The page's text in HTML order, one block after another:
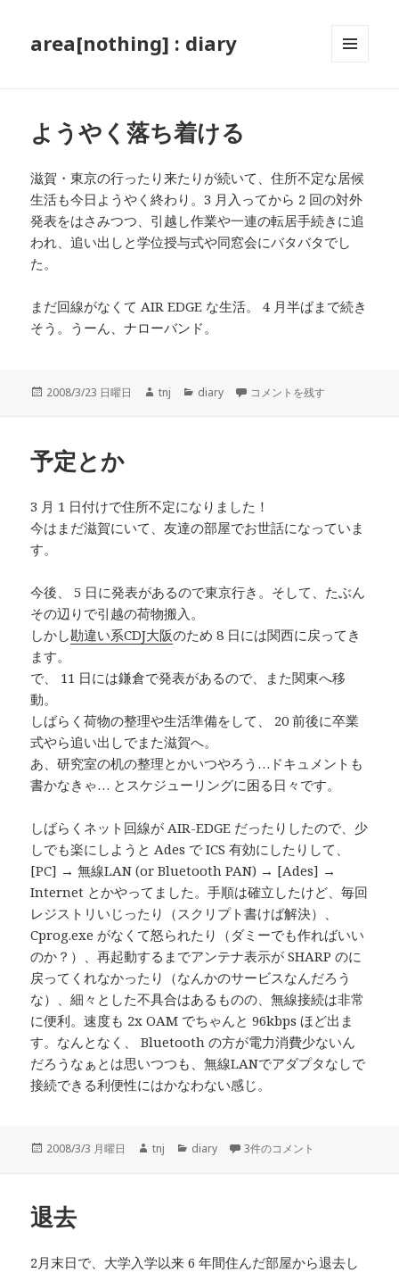
area[nothing] : diary
ようやく落ち着ける
滋賀・東京の行ったり来たりが続いて、住所不定な居候
生活も今日ようやく終わり。3 月入ってから 2 回の対外
発表をはさみつつ、引越し作業や一連の転居手続きに追
われ、追い出しと学位授与式や同窓会にバタバタでし
た。
まだ回線がなくて AIR EDGE な生活。 4 月半ばまで続き
そう。うーん、ナローバンド。
投
2008/3/23 日曜日
作
tnj
カ
diary ようやく落ち着ける に
コメントを残す
予定とか
3 月 1 日付けで住所不定になりました！
今はまだ滋賀にいて、友達の部屋でお世話になっていま
す。
今後、 5 日に発表があるので東京行き。そして、たぶん
その辺りで引越の荷物搬入。
しかし勘違い系CDJ大阪のため 8 日には関西に戻ってき
ます。
で、 11 日には鎌倉で発表があるので、また関東へ移
動。
しばらく荷物の整理や生活準備をして、 20 前後に卒業
式やら追い出しでまた滋賀へ。
あ、研究室の机の整理とかいつやろう…ドキュメントも
書かなきゃ… とスケジューリングに困る日々です。
しばらくネット回線が AIR-EDGE だったりしたので、少
しでも楽にしようと Ades で ICS 有効にしたりして、
[PC] → 無線LAN (or Bluetooth PAN) → [Ades] →
Internet とかやってました。手順は確立したけど、毎回
レジストリいじったり（スクリプト書けば解決）、
Cprog.exe がなくて怒られたり（ダミーでも作ればいい
のか？）、再起動するまでアンテナ表示が SHARP のに
戻ってくれなかったり（なんかのサービスなんだろう
な）、細々とした不具合はあるものの、無線接続は非常
に便利。速度も 2x OAM でちゃんと 96kbps ほど出ま
す。なんとなく、 Bluetooth の方が電力消費少ないん
だろうなぁとは思いつつも、無線LANでアダプタなしで
接続できる利便性にはかなわない感じ。
投
2008/3/3 月曜日
作
tnj
カ
diary 予定とか への
3件のコメント
退去
2月末日で、大学入学以来 6 年間住んだ部屋から退去し